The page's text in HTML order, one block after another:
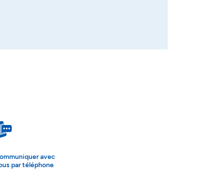
avec
par téléphone